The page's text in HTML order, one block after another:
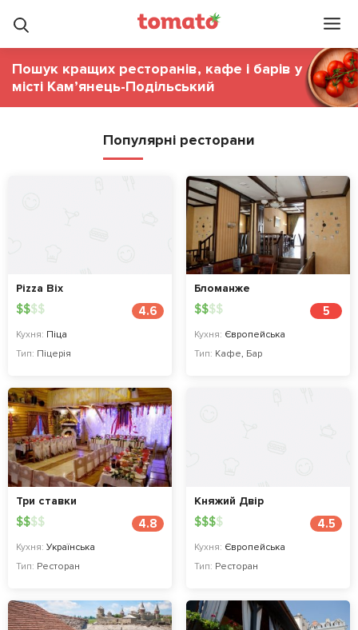
Пошук кращих ресторанів, кафе і барів у
місті Кам’янець-Подільський
Популярні ресторани
Pizza Bix
Кухня: Піца
Тип: Піцерія
4.6
$$$$
Бломанже
Кухня: Європейська
Тип: Кафе, Бар
5
$$$$
Три ставки
Кухня: Українська
Тип: Ресторан
4.8
$$$$
Княжий Двір
Кухня: Європейська
Тип: Ресторан
4.5
$$$$